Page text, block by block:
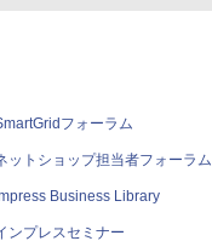
フォーラム
ットショップ担当者フォーラム
Business Library
ンプレスセミナー